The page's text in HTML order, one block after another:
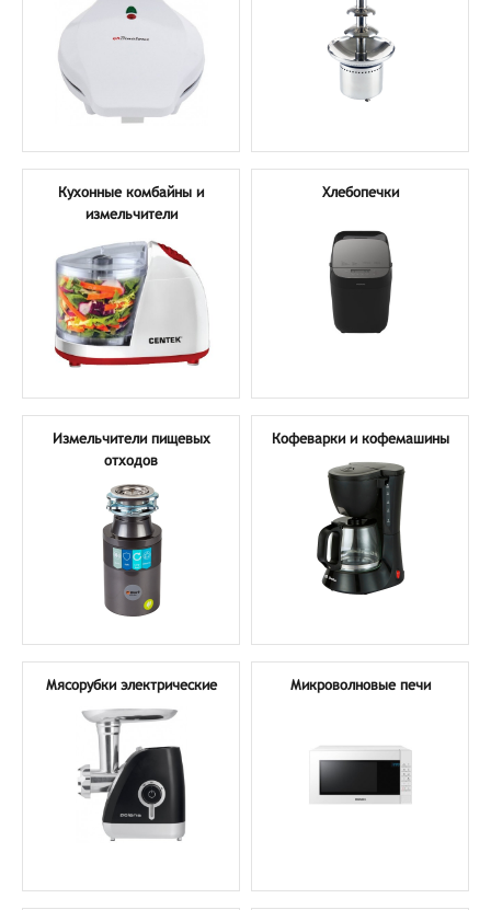
Кухонные комбайны и
измельчители
Хлебопечки
Измельчители пищевых
отходов
Кофеварки и кофемашины
Мясорубки электрические Микроволновые печи